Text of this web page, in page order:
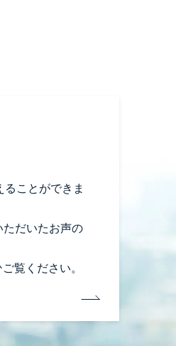
ことができま
ただいたお声の
覧ください。